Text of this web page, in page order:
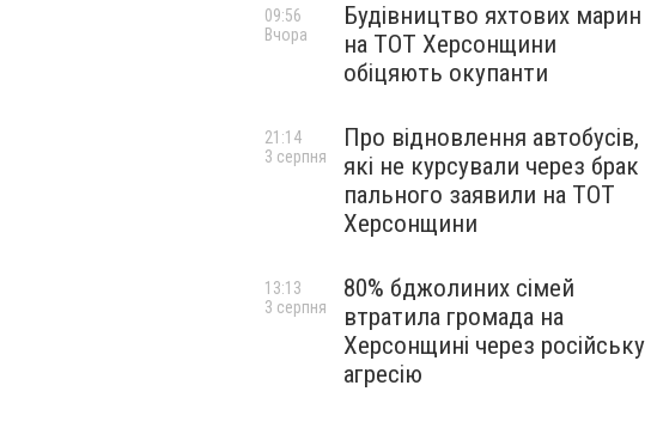
Будівництво яхтових марин
на ТОТ Херсонщини
обіцяють окупанти
09:56
Вчора
Про відновлення автобусів,
які не курсували через брак
пального заявили на ТОТ
Херсонщини
21:14
3 серпня
80% бджолиних сімей
втратила громада на
Херсонщині через російську
агресію
13:13
3 серпня